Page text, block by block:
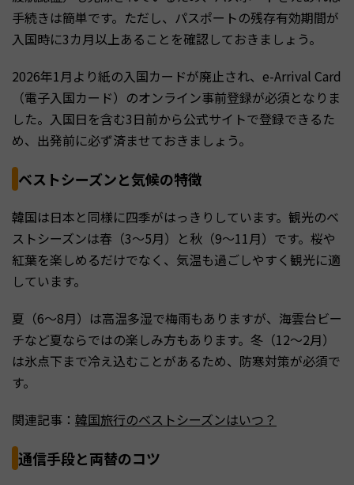
手続きは簡単です。ただし、パスポートの残存有効期間が
入国時に3カ月以上あることを確認しておきましょう。
2026年1月より紙の入国カードが廃止され、e-Arrival Card
（電子入国カード）のオンライン事前登録が必須となりま
した。入国日を含む3日前から公式サイトで登録できるた
め、出発前に必ず済ませておきましょう。
ベストシーズンと気候の特徴
韓国は日本と同様に四季がはっきりしています。観光のベ
ストシーズンは春（3〜5月）と秋（9〜11月）です。桜や
紅葉を楽しめるだけでなく、気温も過ごしやすく観光に適
しています。
夏（6〜8月）は高温多湿で梅雨もありますが、海雲台ビー
チなど夏ならではの楽しみ方もあります。冬（12〜2月）
は氷点下まで冷え込むことがあるため、防寒対策が必須で
す。
関連記事： 韓国旅行のベストシーズンはいつ？
通信手段と両替のコツ